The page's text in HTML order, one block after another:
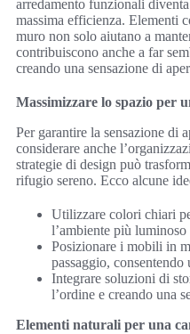
arredamento funzionali
massima efficienza. Elementi
muro non solo aiutano a
contribuiscono anche a far
creando una sensazione di
Massimizzare lo spazio per
Per garantire la sensazione di
considerare anche
strategie di design può
rifugio sereno. Ecco alcune
Utilizzare colori chiari
l’ambiente più luminoso
Posizionare i mobili in
passaggio,
Integrare soluzioni di
l’ordine e creando una
Elementi naturali per una